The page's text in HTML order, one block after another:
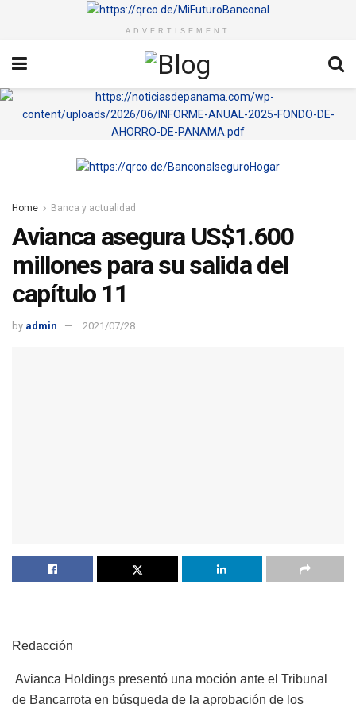
ADVERTISEMENT
Home Banca y actualidad
Avianca asegura US$1.600
millones para su salida del
capítulo 11
by admin 2021/07/28
Redacción
Avianca Holdings presentó una moción ante el Tribunal
de Bancarrota en búsqueda de la aprobación de los